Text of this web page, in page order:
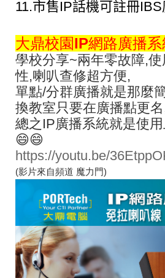
11.市售IP話機可註冊
大鼎校園IP網路廣播
學校分享~兩年零故障,
性,喇叭查修超方便,
單點/分群廣播就是那麼
換教室只要在廣播點更
總之IP廣播系統就是使
😄😄
https://youtu.be/
(影片來自頻道 魔力門)